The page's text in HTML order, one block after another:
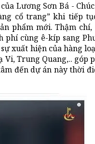
Lương Sơn Bá -
cổ trang” khi tiếp
phẩm mới. Thậm
cùng ê-kíp sang
xuất hiện của hàng
Trung Quang,.. góp
đến dự án này thời